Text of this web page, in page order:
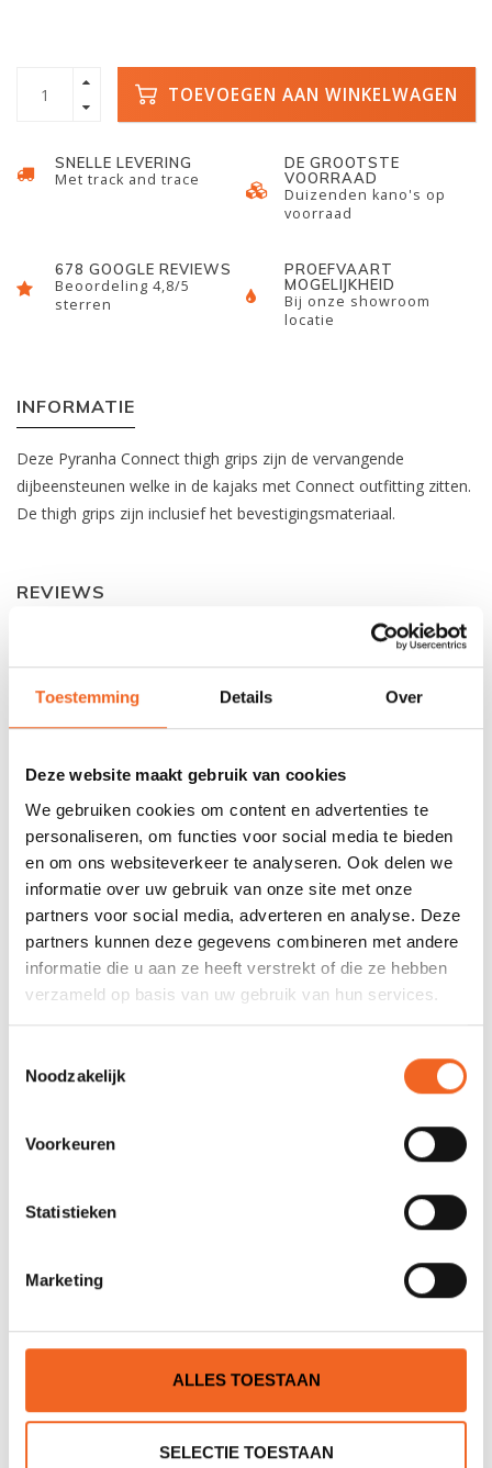
Toestemming Details Over
Deze website maakt gebruik van cookies
We gebruiken cookies om content en advertenties te
personaliseren, om functies voor social media te bieden
en om ons websiteverkeer te analyseren. Ook delen we
informatie over uw gebruik van onze site met onze
partners voor social media, adverteren en analyse. Deze
partners kunnen deze gegevens combineren met andere
informatie die u aan ze heeft verstrekt of die ze hebben
verzameld op basis van uw gebruik van hun services.
Noodzakelijk
Voorkeuren
Statistieken
Marketing
ALLES TOESTAAN
SELECTIE TOESTAAN
TOEVOEGEN AAN WINKELWAGEN
SNELLE LEVERING
Met track and trace
DE GROOTSTE
VOORRAAD
Duizenden kano's op
voorraad
678 GOOGLE REVIEWS
Beoordeling 4,8/5
sterren
PROEFVAART
MOGELIJKHEID
Bij onze showroom
locatie
INFORMATIE
Deze Pyranha Connect thigh grips zijn de vervangende
dijbeensteunen welke in de kajaks met Connect outfitting zitten.
De thigh grips zijn inclusief het bevestigingsmateriaal.
REVIEWS
JE BEOORDELING TOEVOEGEN
GERELATEERDE PRODUCTEN
PYRANHA CONNECT
PYRANHA CONNECT